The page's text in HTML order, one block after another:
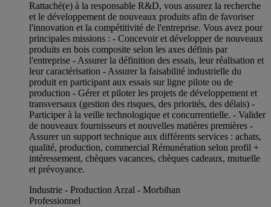
Rattaché(e) à la responsable R&D, vous assurez la recherche
et le développement de nouveaux produits afin de favoriser
l'innovation et la compétitivité de l'entreprise. Vous avez pour
principales missions : - Concevoir et développer de nouveaux
produits en bois composite selon les axes définis par
l'entreprise - Assurer la définition des essais, leur réalisation et
leur caractérisation - Assurer la faisabilité industrielle du
produit en participant aux essais sur ligne pilote ou de
production - Gérer et piloter les projets de développement et
transversaux (gestion des risques, des priorités, des délais) -
Participer à la veille technologique et concurrentielle. - Valider
de nouveaux fournisseurs et nouvelles matières premières -
Assurer un support technique aux différents services : achats,
qualité, production, commercial Rémunération selon profil +
intéressement, chèques vacances, chèques cadeaux, mutuelle
et prévoyance.
Industrie - Production Arzal - Morbihan
Professionnel